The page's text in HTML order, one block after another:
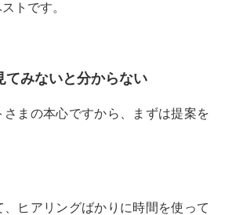
トです。
てみないと分からない
さまの本心ですから、まずは提案を
ヒアリングばかりに時間を使って